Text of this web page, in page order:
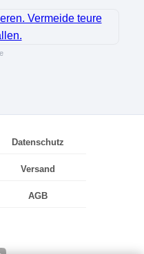
Datenschutz
Versand
AGB